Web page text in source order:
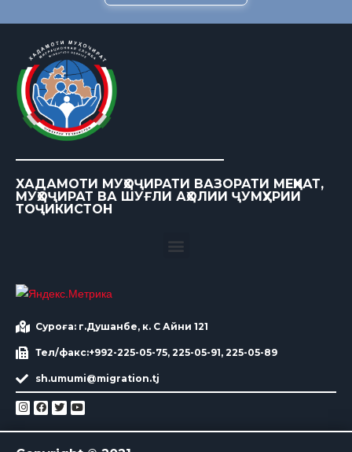
ХАДАМОТИ МУҲОҶИРАТИ ВАЗОРАТИ МЕҲНАТ,
МУҲОҶИРАТ ВА ШУҒЛИ АҲОЛИИ ҶУМҲУРИИ
ТОҶИКИСТОН
Суроға: г.Душанбе, к. С Айни 121
Тел/факс:+992-225-05-75, 225-05-91, 225-05-89
sh.umumi@migration.tj